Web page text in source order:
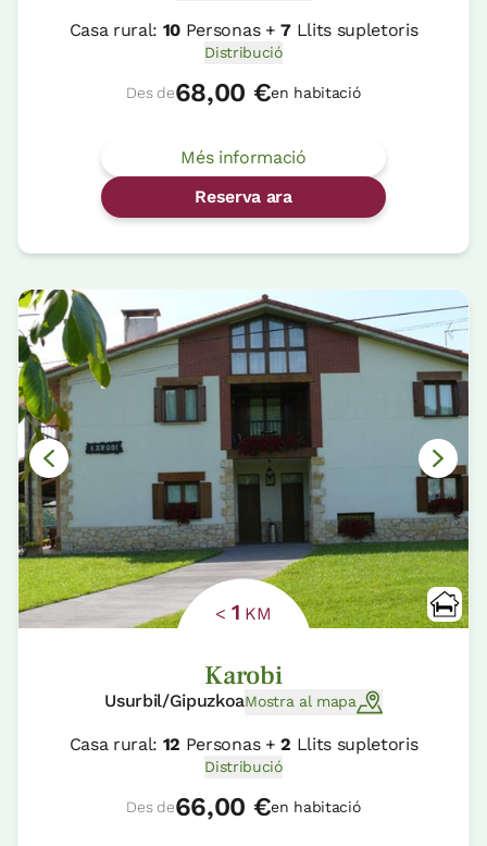
Casa rural: 10 Personas +7Llits supletoris
Distribució
Des de68,00 €en habitació
Més informació
Reserva ara
< 1 KM
Karobi
Usurbil/GipuzkoaMostra al mapa
Casa rural: 12 Personas +2 Llits supletoris
Distribució
Des de66,00 €en habitació